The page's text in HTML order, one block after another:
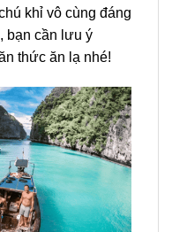
khỉ vô cùng đáng
bạn cần lưu ý
thức ăn lạ nhé!